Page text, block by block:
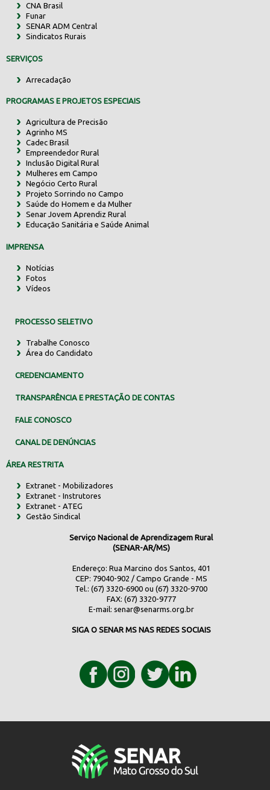
CNA Brasil
Funar
SENAR ADM Central
Sindicatos Rurais
SERVIÇOS
Arrecadação
PROGRAMAS E PROJETOS ESPECIAIS
Agricultura de Precisão
Agrinho MS
Cadec Brasil
Empreendedor Rural
Inclusão Digital Rural
Mulheres em Campo
Negócio Certo Rural
Projeto Sorrindo no Campo
Saúde do Homem e da Mulher
Senar Jovem Aprendiz Rural
Educação Sanitária e Saúde Animal
IMPRENSA
Notícias
Fotos
Vídeos
PROCESSO SELETIVO
Trabalhe Conosco
Área do Candidato
CREDENCIAMENTO
TRANSPARÊNCIA E PRESTAÇÃO DE CONTAS
FALE CONOSCO
CANAL DE DENÚNCIAS
ÁREA RESTRITA
Extranet - Mobilizadores
Extranet - Instrutores
Extranet - ATEG
Gestão Sindical
Serviço Nacional de Aprendizagem Rural
(SENAR-AR/MS)
Endereço: Rua Marcino dos Santos, 401
CEP: 79040-902 / Campo Grande - MS
Tel.: (67) 3320-6900 ou (67) 3320-9700
FAX: (67) 3320-9777
E-mail: senar@senarms.org.br
SIGA O SENAR MS NAS REDES SOCIAIS